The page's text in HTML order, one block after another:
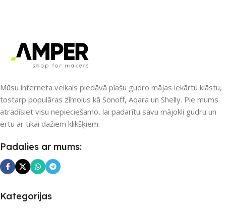
UZREIZ PIEEJAMAIS
2 3
Mūsu interneta veikals piedāvā plašu gudro mājas iekārtu klāstu,
tostarp populāras zīmolus kā Sonoff, Aqara un Shelly. Pie mums
atradīsiet visu nepieciešamo, lai padarītu savu mājokli gudru un
ērtu ar tikai dažiem klikšķiem.
Padalies ar mums:
Kategorijas